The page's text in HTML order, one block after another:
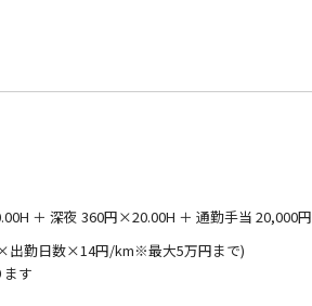
＋ 深夜 360円×20.00H ＋ 通勤手当 20,000円
出勤日数×14円/km※最大5万円まで)
す